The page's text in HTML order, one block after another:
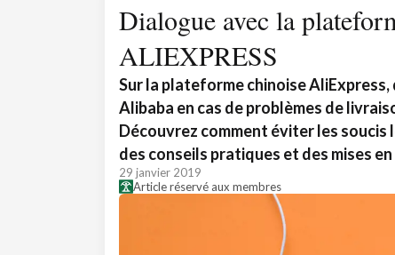
Dialogue avec la
ALIEXPRESS
Sur la plateforme chinoise
Alibaba en cas de problèmes de
Découvrez comment éviter les soucis
des conseils pratiques et des mises
29 janvier 2019
Article réservé aux membres